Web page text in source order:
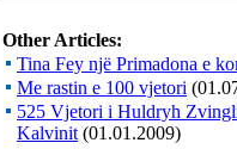
Other Articles:
Tina Fey një Primadona e
Me rastin e 100 vjetori
525 Vjetori i Huldryh
Kalvinit (01.01.2009)